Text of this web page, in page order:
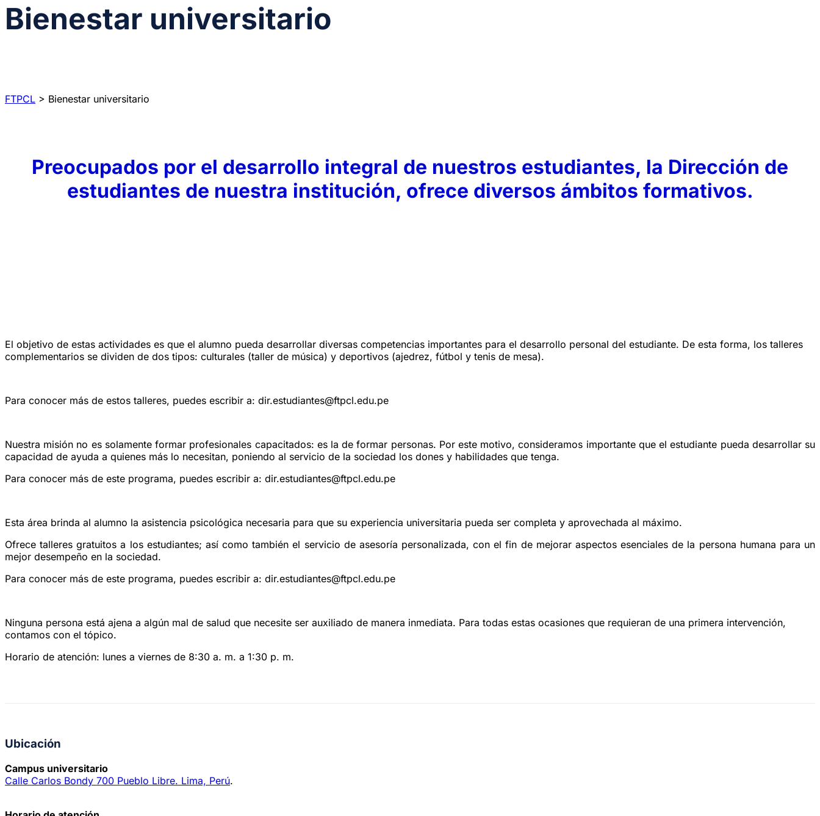
Bienestar universitario
FTPCL > Bienestar universitario
Preocupados por el desarrollo integral de nuestros estudiantes, la Dirección de
estudiantes de nuestra institución, ofrece diversos ámbitos formativos.
El objetivo de estas actividades es que el alumno pueda desarrollar diversas competencias importantes para el desarrollo personal del estudiante. De esta forma, los talleres
complementarios se dividen de dos tipos: culturales (taller de música) y deportivos (ajedrez, fútbol y tenis de mesa).
Para conocer más de estos talleres, puedes escribir a: dir.estudiantes@ftpcl.edu.pe
Nuestra misión no es solamente formar profesionales capacitados: es la de formar personas. Por este motivo, consideramos importante que el estudiante pueda desarrollar su
capacidad de ayuda a quienes más lo necesitan, poniendo al servicio de la sociedad los dones y habilidades que tenga.
Para conocer más de este programa, puedes escribir a: dir.estudiantes@ftpcl.edu.pe
Esta área brinda al alumno la asistencia psicológica necesaria para que su experiencia universitaria pueda ser completa y aprovechada al máximo.
Ofrece talleres gratuitos a los estudiantes; así como también el servicio de asesoría personalizada, con el fin de mejorar aspectos esenciales de la persona humana para un
mejor desempeño en la sociedad.
Para conocer más de este programa, puedes escribir a: dir.estudiantes@ftpcl.edu.pe
Ninguna persona está ajena a algún mal de salud que necesite ser auxiliado de manera inmediata. Para todas estas ocasiones que requieran de una primera intervención,
contamos con el tópico.
Horario de atención: lunes a viernes de 8:30 a. m. a 1:30 p. m.
Ubicación
Campus universitario
Calle Carlos Bondy 700 Pueblo Libre. Lima, Perú.